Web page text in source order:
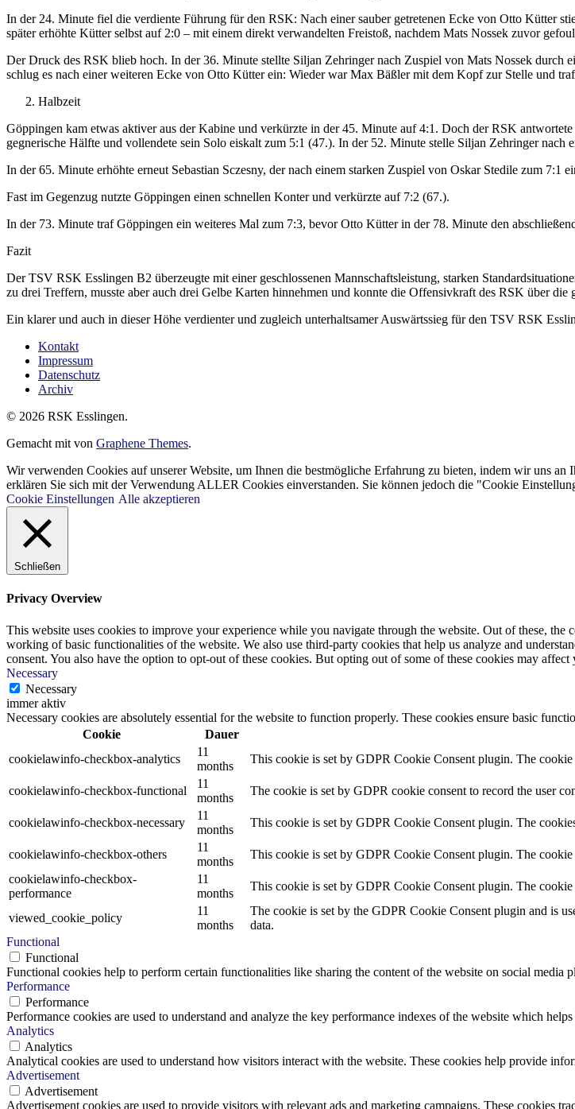
In der 24. Minute fiel die verdiente Führung für den RSK: Nach einer sauber getretenen Ecke von Otto Kütter
später erhöhte Kütter selbst auf 2:0 – mit einem direkt verwandelten Freistoß, nachdem Mats Nossek zuvor
Der Druck des RSK blieb hoch. In der 36. Minute stellte Siljan Zehringer nach Zuspiel von Mats Nossek durch
schlug es nach einer weiteren Ecke von Otto Kütter ein: Wieder war Max Bäßler mit dem Kopf zur Stelle und
Halbzeit
Göppingen kam etwas aktiver aus der Kabine und verkürzte in der 45. Minute auf 4:1. Doch der RSK
gegnerische Hälfte und vollendete sein Solo eiskalt zum 5:1 (47.). In der 52. Minute stelle Siljan Zehringer nach
In der 65. Minute erhöhte erneut Sebastian Sczesny, der nach einem starken Zuspiel von Oskar Stedile zum 7:1
Fast im Gegenzug nutzte Göppingen einen schnellen Konter und verkürzte auf 7:2 (67.).
In der 73. Minute traf Göppingen ein weiteres Mal zum 7:3, bevor Otto Kütter in der 78. Minute den
Fazit
Der TSV RSK Esslingen B2 überzeugte mit einer geschlossenen Mannschaftsleistung, starken
zu drei Treffern, musste aber auch drei Gelbe Karten hinnehmen und konnte die Offensivkraft des RSK über die
Ein klarer und auch in dieser Höhe verdienter und zugleich unterhaltsamer Auswärtssieg für den TSV RSK
Kontakt
Impressum
Datenschutz
Archiv
© 2026 RSK Esslingen.
Gemacht mit von Graphene Themes.
Wir verwenden Cookies auf unserer Website, um Ihnen die bestmögliche Erfahrung zu bieten, indem wir uns
erklären Sie sich mit der Verwendung ALLER Cookies einverstanden. Sie können jedoch die "Cookie
Cookie Einstellungen Alle akzeptieren
Schließen
Privacy Overview
This website uses cookies to improve your experience while you navigate through the website. Out of these, the
working of basic functionalities of the website. We also use third-party cookies that help us analyze and
consent. You also have the option to opt-out of these cookies. But opting out of some of these cookies may
Necessary
Necessary
immer aktiv
Necessary cookies are absolutely essential for the website to function properly. These cookies ensure basic
Cookie
Dauer
cookielawinfo-checkbox-analytics
11
months
This cookie is set by GDPR Cookie Consent plugin. The
cookielawinfo-checkbox-functional
11
months
The cookie is set by GDPR cookie consent to record the user
cookielawinfo-checkbox-necessary
11
months
This cookie is set by GDPR Cookie Consent plugin. The
cookielawinfo-checkbox-others
11
months
This cookie is set by GDPR Cookie Consent plugin. The
cookielawinfo-checkbox-
performance
11
months
This cookie is set by GDPR Cookie Consent plugin. The
viewed_cookie_policy
11
months
The cookie is set by the GDPR Cookie Consent plugin and is
data.
Functional
Functional
Functional cookies help to perform certain functionalities like sharing the content of the website on social media
Performance
Performance
Performance cookies are used to understand and analyze the key performance indexes of the website which
Analytics
Analytics
Analytical cookies are used to understand how visitors interact with the website. These cookies help provide
Advertisement
Advertisement
Advertisement cookies are used to provide visitors with relevant ads and marketing campaigns. These cookies